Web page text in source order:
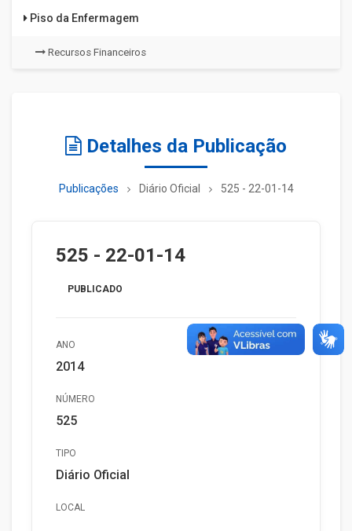
Piso da Enfermagem
Recursos Financeiros
Detalhes da Publicação
Publicações Diário Oficial 525 - 22-01-14
525 - 22-01-14
PUBLICADO
ANO
2014
NÚMERO
525
TIPO
Diário Oficial
LOCAL